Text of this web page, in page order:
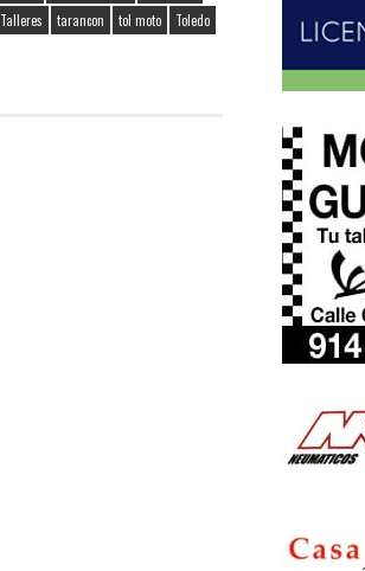
Talleres tarancon tol moto
Toledo